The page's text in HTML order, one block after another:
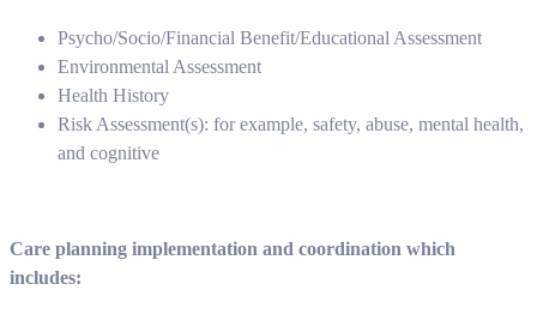
Psycho/Socio/Financial Benefit/Educational Assessment
Environmental Assessment
Health History
Risk Assessment(s): for example, safety, abuse, mental health,
and cognitive
Care planning implementation and coordination which
includes: